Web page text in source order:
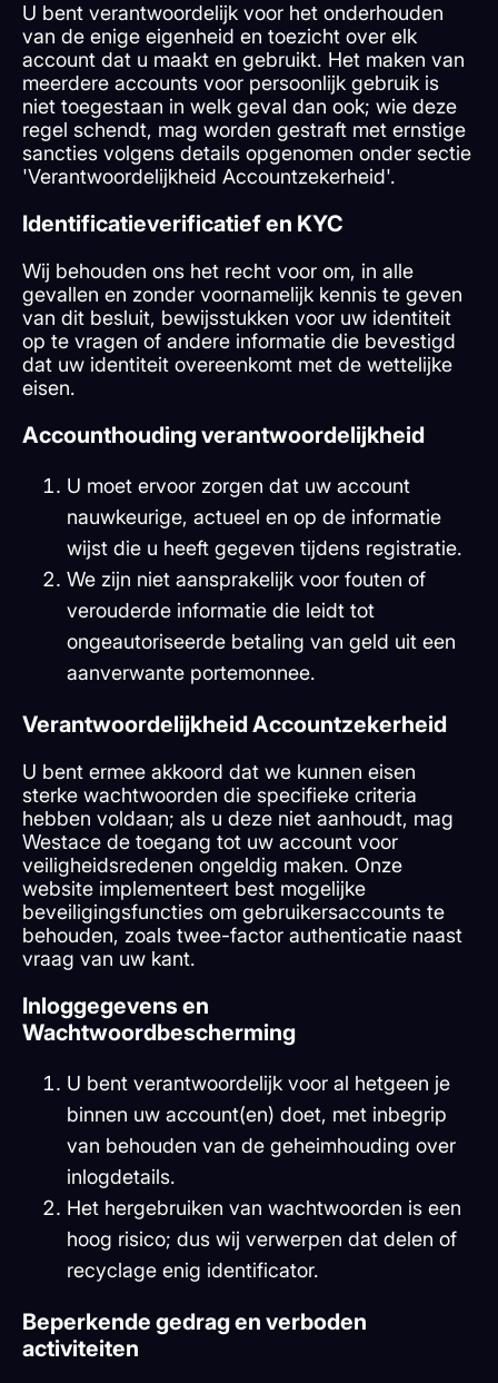
U bent verantwoordelijk voor het onderhouden
van de enige eigenheid en toezicht over elk
account dat u maakt en gebruikt. Het maken van
meerdere accounts voor persoonlijk gebruik is
niet toegestaan in welk geval dan ook; wie deze
regel schendt, mag worden gestraft met ernstige
sancties volgens details opgenomen onder sectie
'Verantwoordelijkheid Accountzekerheid'.
Identificatieverificatief en KYC
Wij behouden ons het recht voor om, in alle
gevallen en zonder voornamelijk kennis te geven
van dit besluit, bewijsstukken voor uw identiteit
op te vragen of andere informatie die bevestigd
dat uw identiteit overeenkomt met de wettelijke
eisen.
Accounthouding verantwoordelijkheid
U moet ervoor zorgen dat uw account
nauwkeurige, actueel en op de informatie
wijst die u heeft gegeven tijdens registratie.
We zijn niet aansprakelijk voor fouten of
verouderde informatie die leidt tot
ongeautoriseerde betaling van geld uit een
aanverwante portemonnee.
Verantwoordelijkheid Accountzekerheid
U bent ermee akkoord dat we kunnen eisen
sterke wachtwoorden die specifieke criteria
hebben voldaan; als u deze niet aanhoudt, mag
Westace de toegang tot uw account voor
veiligheidsredenen ongeldig maken. Onze
website implementeert best mogelijke
beveiligingsfuncties om gebruikersaccounts te
behouden, zoals twee-factor authenticatie naast
vraag van uw kant.
Inloggegevens en
Wachtwoordbescherming
U bent verantwoordelijk voor al hetgeen je
binnen uw account(en) doet, met inbegrip
van behouden van de geheimhouding over
inlogdetails.
Het hergebruiken van wachtwoorden is een
hoog risico; dus wij verwerpen dat delen of
recyclage enig identificator.
Beperkende gedrag en verboden
activiteiten